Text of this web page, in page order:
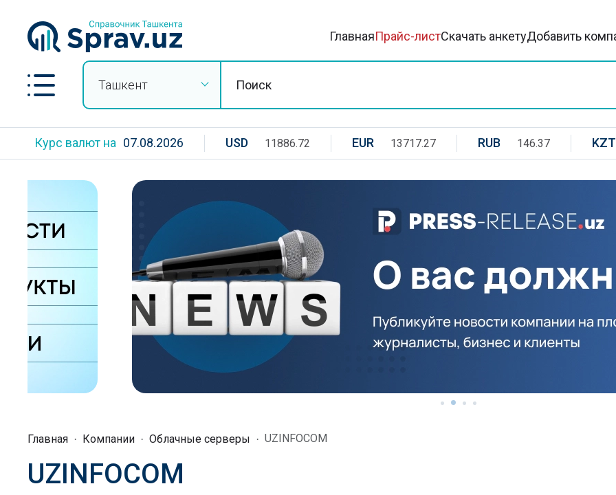
ГлавнаяПрайс-листСкачать анкетуДобавить
Ташкент
Курс валют на 07.08.2026 USD 11886.72 EUR 13717.27 RUB 146.37 KZT
Главная Компании Облачные серверы UZINFOCOM
UZINFOCOM